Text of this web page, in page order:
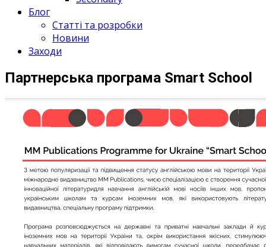
Блог
Статті та розробки
Новини
Заходи
Партнерська програма Smart School